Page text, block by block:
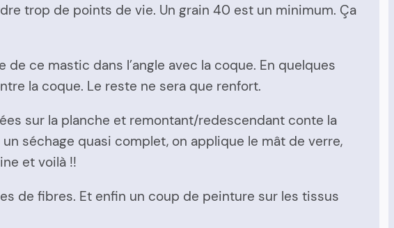
trop de points de vie. Un grain 40 est un minimum. Ça
ce mastic dans l’angle avec la coque. En quelques
la coque. Le reste ne sera que renfort.
sur la planche et remontant/redescendant conte la
séchage quasi complet, on applique le mât de verre,
et voilà !!
de fibres. Et enfin un coup de peinture sur les tissus